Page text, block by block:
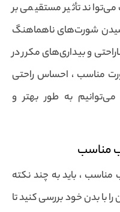
تأثیر مستقیمی بر
شورت‌های ناهماهنگ
و بیداری‌های مکرر در
مناسب ، احساس راحتی
به طور بهتر و
مناسب
، باید به چند نکته
را با بدن خود بررسی کنید تا